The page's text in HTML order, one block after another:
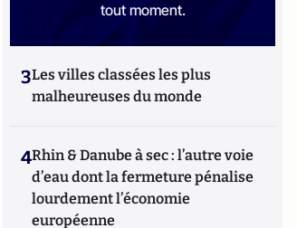
tout moment.
3Les villes classées les plus
malheureuses du monde
4Rhin & Danube à sec : l’autre voie
d’eau dont la fermeture pénalise
lourdement l’économie
européenne